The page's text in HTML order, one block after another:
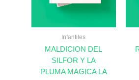
Infantiles
MALDICION DEL
SILFOR Y LA
PLUMA MAGICA LA